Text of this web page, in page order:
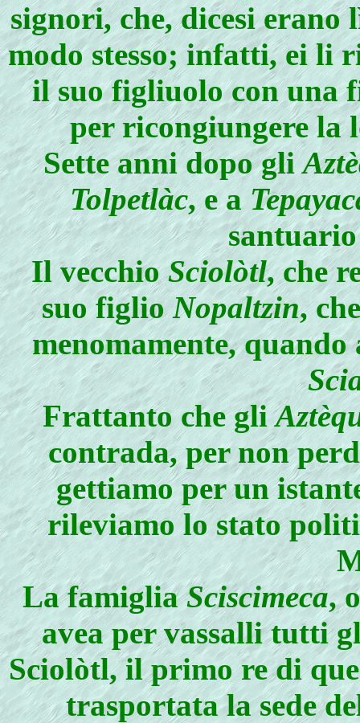
signori, che, dicesi
modo stesso; infatti, ei li
il suo figliuolo con una
per ricongiungere la
Sette anni dopo gli
Tolpetlàc, e a
Il vecchioSciolòtl, che
suo figlioNopaltzin,
menomamente,
Frattanto che gli
contrada, per non
gettiamo per un
rileviamo lo stato
La famigliaSciscimeca,
avea per vassalli tutti
Sciolòtl, il primo re di
trasportata la sede